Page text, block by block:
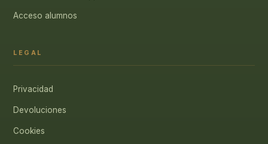
Acceso alumnos
LEGAL
Privacidad
Devoluciones
Cookies